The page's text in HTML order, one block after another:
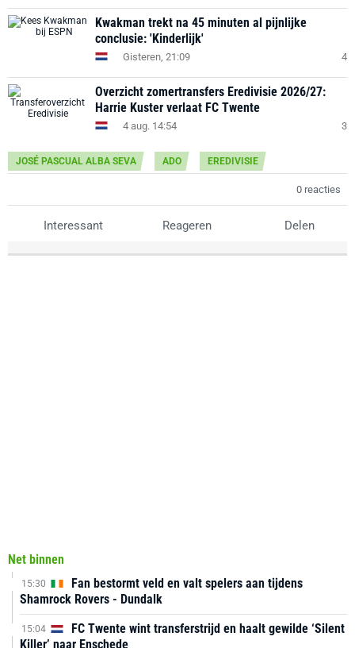
Kwakman trekt na 45 minuten al pijnlijke
conclusie: 'Kinderlijk'
Gisteren, 21:09 4
Overzicht zomertransfers Eredivisie 2026/27:
Harrie Kuster verlaat FC Twente
4 aug. 14:54 3
JOSÉ PASCUAL ALBA SEVA ADO EREDIVISIE
0 reacties
Interessant Reageren Delen
Net binnen
15:30
Fan bestormt veld en valt spelers aan tijdens
Shamrock Rovers - Dundalk
15:04
FC Twente wint transferstrijd en haalt gewilde ‘Silent
Killer’ naar Enschede